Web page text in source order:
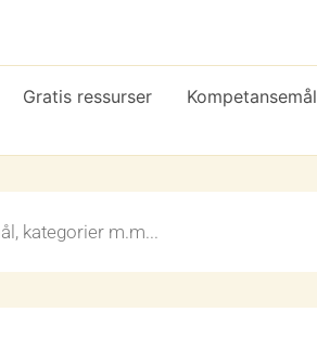
Gratis ressurser Kompetansemål